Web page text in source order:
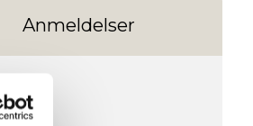
Anmeldelser